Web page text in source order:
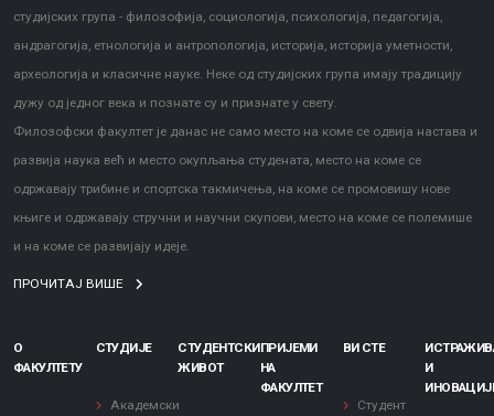
студијских група - филозофија, социологија, психологија, педагогија,
андрагогија, етнологија и антропологија, историја, историја уметности,
археологија и класичне науке. Неке од студијских група имају традицију
дужу од једног века и познате су и признате у свету.
Филозофски факултет је данас не само место на коме се одвија настава и
развија наука већ и место окупљања студената, место на коме се
одржавају трибине и спортска такмичења, на коме се промовишу нове
књиге и одржавају стручни и научни скупови, место на коме се полемише
и на коме се развијају идеје.
ПРОЧИТАЈ ВИШЕ
О
ФАКУЛТЕТУ
СТУДИЈЕ
Академски
СТУДЕНТСКИ
ЖИВОТ
ПРИЈЕМИ
НА
ФАКУЛТЕТ
ВИ СТЕ
Студент
И